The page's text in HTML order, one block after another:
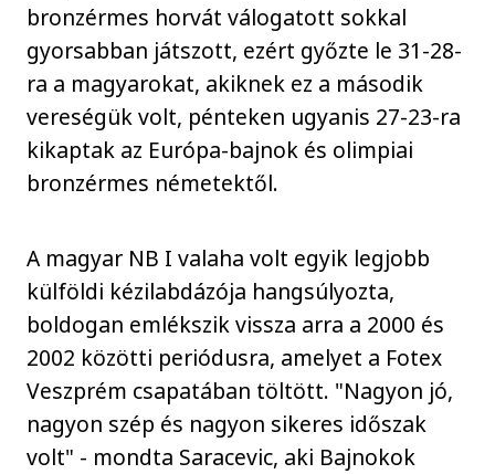
bronzérmes horvát válogatott sokkal
gyorsabban játszott, ezért győzte le 31-28-
ra a magyarokat, akiknek ez a második
vereségük volt, pénteken ugyanis 27-23-ra
kikaptak az Európa-bajnok és olimpiai
bronzérmes németektől.
A magyar NB I valaha volt egyik legjobb
külföldi kézilabdázója hangsúlyozta,
boldogan emlékszik vissza arra a 2000 és
2002 közötti periódusra, amelyet a Fotex
Veszprém csapatában töltött. "Nagyon jó,
nagyon szép és nagyon sikeres időszak
volt" - mondta Saracevic, aki Bajnokok